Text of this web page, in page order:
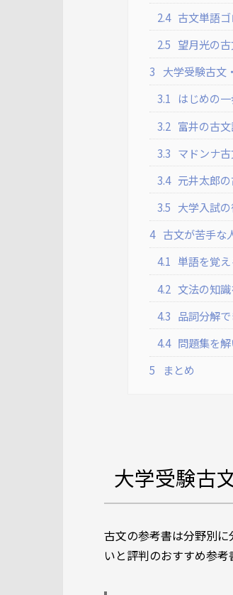
2.4 古文単語
2.5 望月光の
3 大学受験古文
3.1 はじめの
3.2 富井の古
3.3 マドンナ
3.4 元井太郎
3.5 大学入試
4 古文が苦手な
4.1 単語を覚え
4.2 文法の知
4.3 品詞分解
4.4 問題集を
5
まとめ
大学受験古
古文の参考書は分野別
いと評判のおすすめ参考